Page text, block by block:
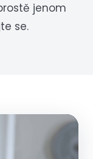
jenom
se.